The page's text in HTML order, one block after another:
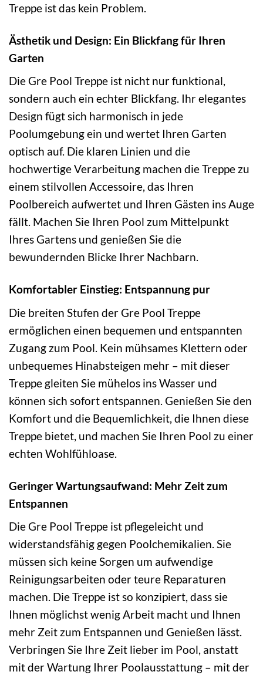
Treppe ist das kein Problem.
Ästhetik und Design: Ein Blickfang für Ihren
Garten
Die Gre Pool Treppe ist nicht nur funktional,
sondern auch ein echter Blickfang. Ihr elegantes
Design fügt sich harmonisch in jede
Poolumgebung ein und wertet Ihren Garten
optisch auf. Die klaren Linien und die
hochwertige Verarbeitung machen die Treppe zu
einem stilvollen Accessoire, das Ihren
Poolbereich aufwertet und Ihren Gästen ins Auge
fällt. Machen Sie Ihren Pool zum Mittelpunkt
Ihres Gartens und genießen Sie die
bewundernden Blicke Ihrer Nachbarn.
Komfortabler Einstieg: Entspannung pur
Die breiten Stufen der Gre Pool Treppe
ermöglichen einen bequemen und entspannten
Zugang zum Pool. Kein mühsames Klettern oder
unbequemes Hinabsteigen mehr – mit dieser
Treppe gleiten Sie mühelos ins Wasser und
können sich sofort entspannen. Genießen Sie den
Komfort und die Bequemlichkeit, die Ihnen diese
Treppe bietet, und machen Sie Ihren Pool zu einer
echten Wohlfühloase.
Geringer Wartungsaufwand: Mehr Zeit zum
Entspannen
Die Gre Pool Treppe ist pflegeleicht und
widerstandsfähig gegen Poolchemikalien. Sie
müssen sich keine Sorgen um aufwendige
Reinigungsarbeiten oder teure Reparaturen
machen. Die Treppe ist so konzipiert, dass sie
Ihnen möglichst wenig Arbeit macht und Ihnen
mehr Zeit zum Entspannen und Genießen lässt.
Verbringen Sie Ihre Zeit lieber im Pool, anstatt
mit der Wartung Ihrer Poolausstattung – mit der